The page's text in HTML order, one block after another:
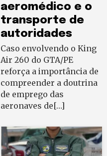
aeromédico e o
transporte de
autoridades
Caso envolvendo o King
Air 260 do GTA/PE
reforça a importância de
compreender a doutrina
de emprego das
aeronaves de[…]